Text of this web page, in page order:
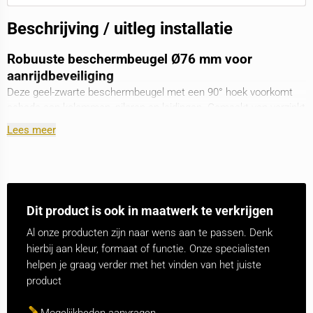
Beschrijving / uitleg installatie
Robuuste beschermbeugel Ø76 mm voor
aanrijdbeveiliging
Deze geel-zwarte beschermbeugel met een 90° hoek voorkomt
schade aan kolommen, pilaren en leidingen. Gemaakt van verzinkt
staal met een poedercoating (RAL 1003), is hij duurzaam en goed
zichtbaar. De stevige voetplaat (100x150x6 mm) zorgt voor
heftrucks en voertuigen. Ideaal voor fabrieken, magazijnen en
storten.
Wanneer kiezen voor 76 x 2,9 mm?
Deze beschermbeugel combineert robuustheid en flexibiliteit
dankzij een 76 mm diameter en 2,9 mm wanddikte. Ideaal voor
intensief gebruikte locaties zoals magazijnen en parkeerterreinen.
De dikte verhoogt slagvastheid, terwijl de compacte afmeting
Lees meer
Dit product is ook in maatwerk te verkrijgen
Al onze producten zijn naar wens aan te passen. Denk
hierbij aan kleur, formaat of functie. Onze specialisten
helpen je graag verder met het vinden van het juiste
product